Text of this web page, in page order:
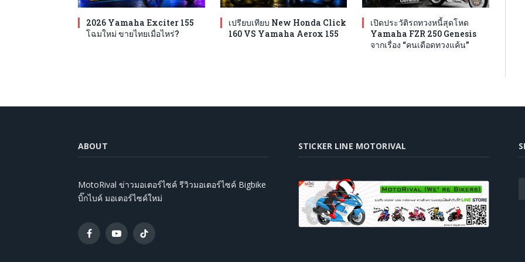
2026 Yamaha Exciter 155
โฉมใหม่ ขายไทยเมื่อไหร่?
เปรียบเทียบ New Honda Click
160 VS Yamaha Aerox 155
เปิดประวัติรถทวงหนี้สุดโหด
Yamaha FZR 250 Genesis
จากเรื่อง “คนเดือดทวงแค้น”
ABOUT
MotoRival ข่าวมอเตอร์ไซค์ รีวิวมอเตอร์ไซค์ Bigbike
บิ๊กไบค์ มอเตอร์ไซค์ใหม่
FacebookYouTubeTikTok
STICKER LINE MOTORIVAL